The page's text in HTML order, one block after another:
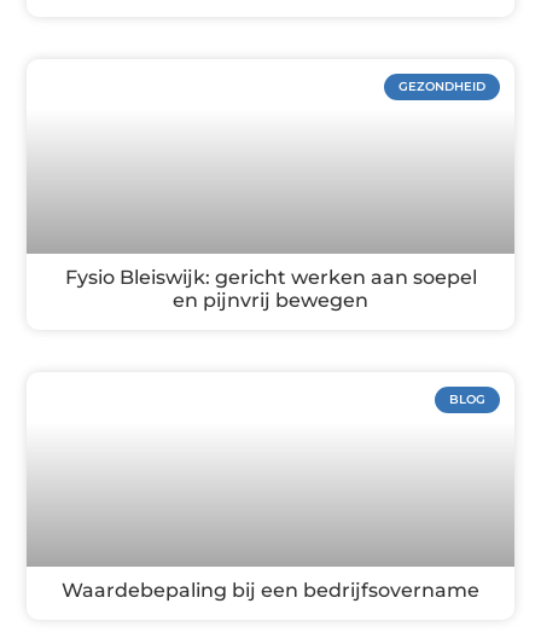
GEZONDHEID
Fysio Bleiswijk: gericht werken aan soepel
en pijnvrij bewegen
BLOG
Waardebepaling bij een bedrijfsovername